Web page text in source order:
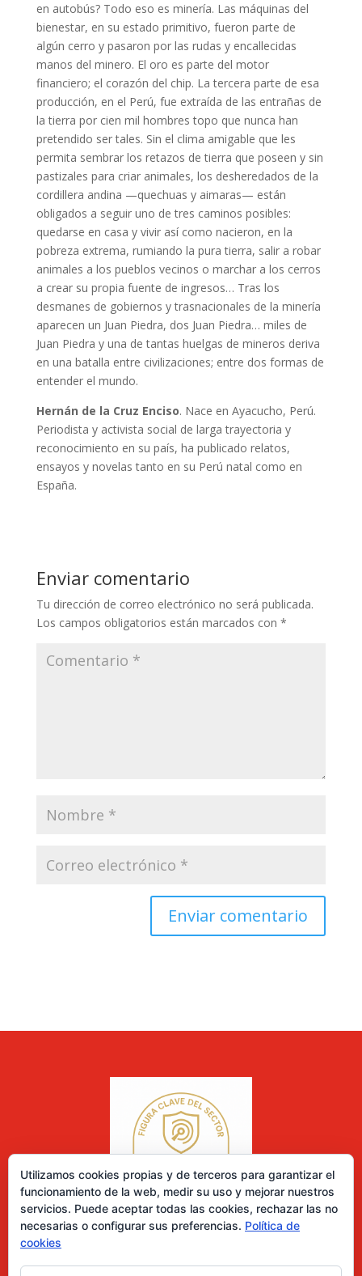
en autobús? Todo eso es minería. Las máquinas del
bienestar, en su estado primitivo, fueron parte de
algún cerro y pasaron por las rudas y encallecidas
manos del minero. El oro es parte del motor
financiero; el corazón del chip. La tercera parte de esa
producción, en el Perú, fue extraída de las entrañas de
la tierra por cien mil hombres topo que nunca han
pretendido ser tales. Sin el clima amigable que les
permita sembrar los retazos de tierra que poseen y sin
pastizales para criar animales, los desheredados de la
cordillera andina —quechuas y aimaras— están
obligados a seguir uno de tres caminos posibles:
quedarse en casa y vivir así como nacieron, en la
pobreza extrema, rumiando la pura tierra, salir a robar
animales a los pueblos vecinos o marchar a los cerros
a crear su propia fuente de ingresos… Tras los
desmanes de gobiernos y trasnacionales de la minería
aparecen un Juan Piedra, dos Juan Piedra… miles de
Juan Piedra y una de tantas huelgas de mineros deriva
en una batalla entre civilizaciones; entre dos formas de
entender el mundo.
Hernán de la Cruz Enciso. Nace en Ayacucho, Perú.
Periodista y activista social de larga trayectoria y
reconocimiento en su país, ha publicado relatos,
ensayos y novelas tanto en su Perú natal como en
España.
Enviar comentario
Tu dirección de correo electrónico no será publicada.
Los campos obligatorios están marcados con *
Utilizamos cookies propias y de terceros para garantizar el
funcionamiento de la web, medir su uso y mejorar nuestros
servicios. Puede aceptar todas las cookies, rechazar las no
necesarias o configurar sus preferencias. Política de
cookies